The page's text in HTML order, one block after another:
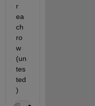
r
ea
ch
ro
w
(un
tes
ted
)